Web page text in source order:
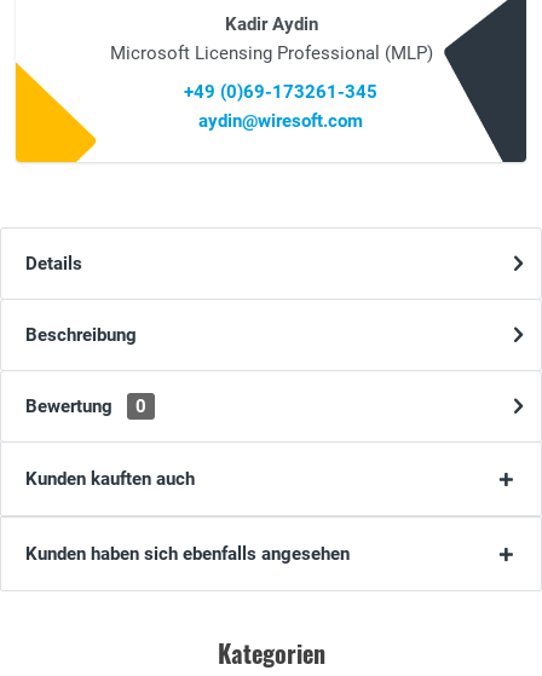
Kadir Aydin
Microsoft Licensing Professional (MLP)
+49 (0)69-173261-345
aydin@wiresoft.com
Details
Beschreibung
Bewertung 0
Kunden kauften auch
Kunden haben sich ebenfalls angesehen
Kategorien